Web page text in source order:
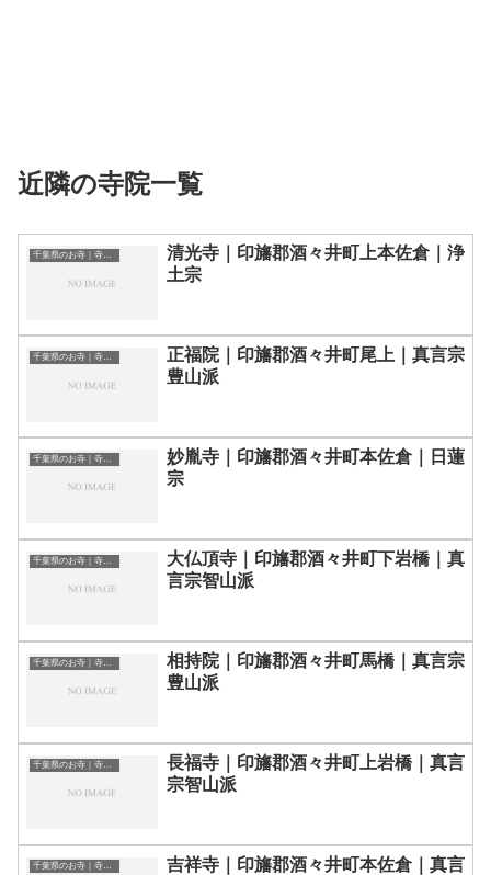
近隣の寺院一覧
千葉県のお寺｜寺院一覧
清光寺｜印旛郡酒々井町上本佐倉｜浄
土宗
千葉県のお寺｜寺院一覧
正福院｜印旛郡酒々井町尾上｜真言宗
豊山派
千葉県のお寺｜寺院一覧
妙胤寺｜印旛郡酒々井町本佐倉｜日蓮
宗
千葉県のお寺｜寺院一覧
大仏頂寺｜印旛郡酒々井町下岩橋｜真
言宗智山派
千葉県のお寺｜寺院一覧
相持院｜印旛郡酒々井町馬橋｜真言宗
豊山派
千葉県のお寺｜寺院一覧
長福寺｜印旛郡酒々井町上岩橋｜真言
宗智山派
千葉県のお寺｜寺院一覧
吉祥寺｜印旛郡酒々井町本佐倉｜真言